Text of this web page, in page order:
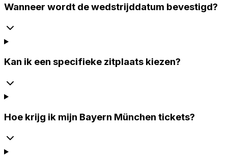
Wanneer wordt de wedstrijddatum bevestigd?
Kan ik een specifieke zitplaats kiezen?
Hoe krijg ik mijn Bayern München tickets?